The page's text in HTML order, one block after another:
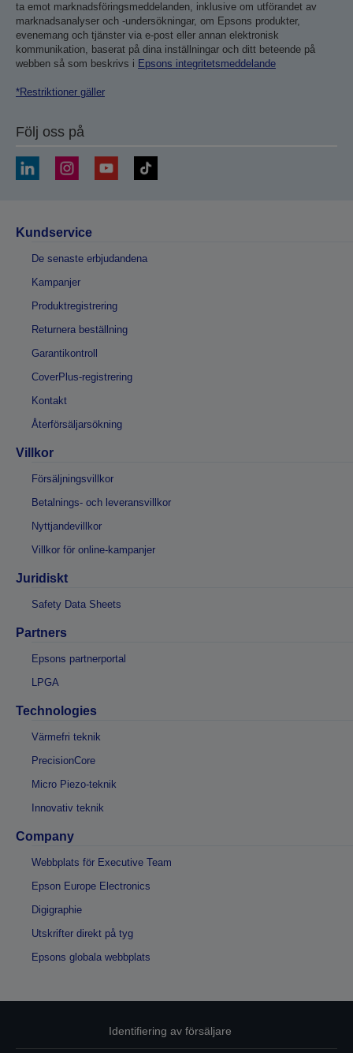
ta emot marknadsföringsmeddelanden, inklusive om utförandet av
marknadsanalyser och -undersökningar, om Epsons produkter,
evenemang och tjänster via e-post eller annan elektronisk
kommunikation, baserat på dina inställningar och ditt beteende på
webben så som beskrivs i Epsons integritetsmeddelande
*Restriktioner gäller
Följ oss på
Kundservice
De senaste erbjudandena
Kampanjer
Produktregistrering
Returnera beställning
Garantikontroll
CoverPlus-registrering
Kontakt
Återförsäljarsökning
Villkor
Försäljningsvillkor
Betalnings- och leveransvillkor
Nyttjandevillkor
Villkor för online-kampanjer
Juridiskt
Safety Data Sheets
Partners
Epsons partnerportal
LPGA
Technologies
Värmefri teknik
PrecisionCore
Micro Piezo-teknik
Innovativ teknik
Company
Webbplats för Executive Team
Epson Europe Electronics
Digigraphie
Utskrifter direkt på tyg
Epsons globala webbplats
Identifiering av försäljare